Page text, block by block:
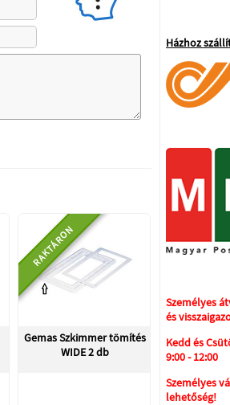
RAKTÁRON
Gemas Szkimmer tömítés
WIDE 2 db
Házhoz
Személyes
és
Kedd és
9:00 - 12:00
Személyes
lehetőség!